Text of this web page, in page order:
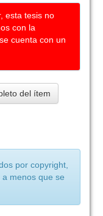
esta tesis no
con la
cuenta con un
del ítem
por copyright,
menos que se